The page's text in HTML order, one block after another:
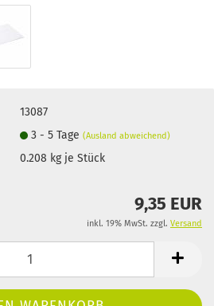
13087
3 - 5 Tage(Ausland abweichend)
0.208 kg je Stück
9,35 EUR
inkl. 19% MwSt. zzgl. Versand